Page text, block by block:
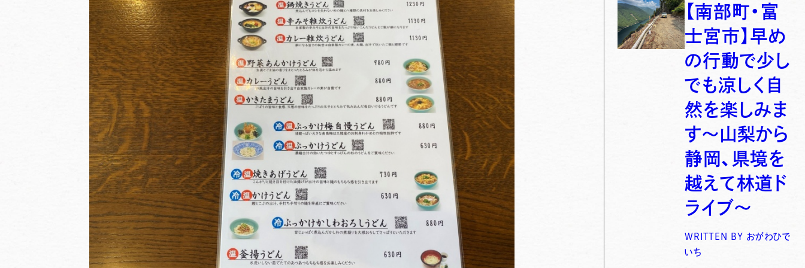
【南部町・富
士宮市】早め
の行動で少し
でも涼しく自
然を楽しみま
す〜山梨から
静岡、県境を
越えて林道ド
ライブ〜
WRITTEN BY おがわひで
いち